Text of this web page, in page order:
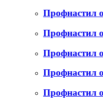
Профнастил
Профнастил
Профнастил
Профнастил
Профнастил